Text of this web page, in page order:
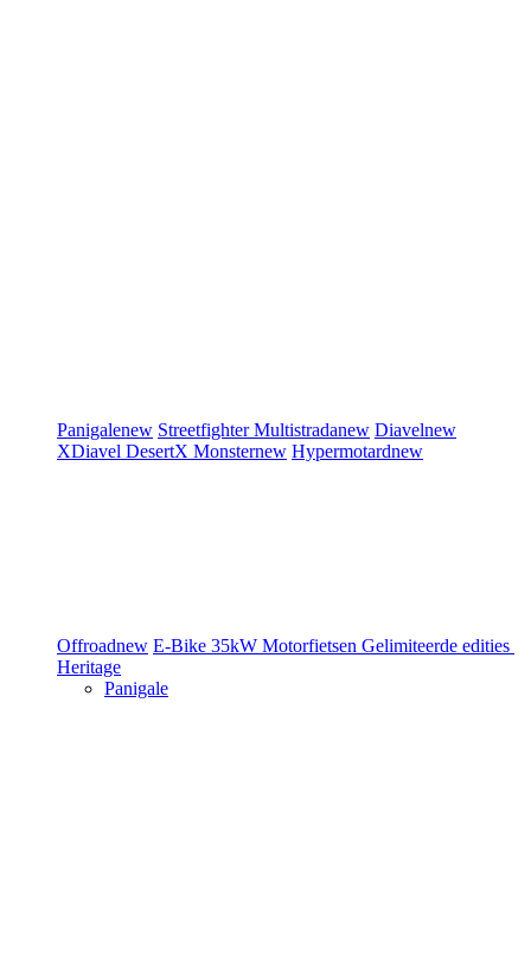
Panigalenew StreetfighterMultistradanew Diavelnew
XDiavel DesertX Monsternew Hypermotardnew
Offroadnew E-Bike 35kW Motorfietsen Gelimiteerde edities
Heritage
Panigale